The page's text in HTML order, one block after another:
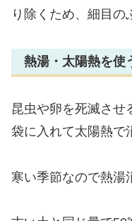
り除くため、細目の
熱湯・太陽熱を使
昆虫や卵を死滅させ
袋に入れて太陽熱で
寒い季節なので熱湯